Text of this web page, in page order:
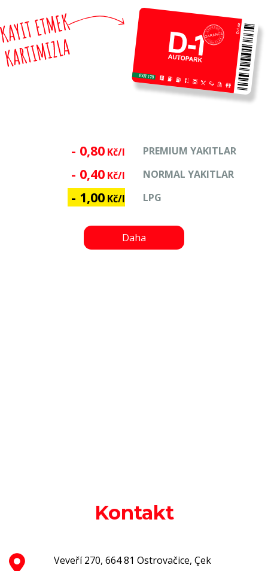
- 0,80 Kč/l PREMIUM YAKITLAR
- 0,40 Kč/l NORMAL YAKITLAR
- 1,00 Kč/l LPG
Daha
Kontakt
Veveří 270, 664 81 Ostrovačice, Çek